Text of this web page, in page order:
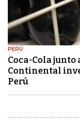
PERÚ
Coca-Cola
Continental
Perú